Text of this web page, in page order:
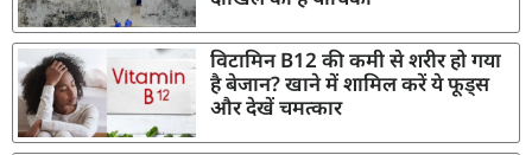
विटामिन B12 की कमी से शरीर हो गया
है बेजान? खाने में शामिल करें ये फूड्स
और देखें चमत्कार